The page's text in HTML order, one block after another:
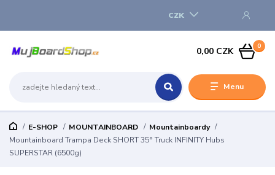
Menu
CZK
0
0,00 CZK
E-SHOP MOUNTAINBOARD
Mountainboardy
Mountainboard Trampa Deck SHORT 35° Truck INFINITY Hubs
SUPERSTAR (6500g)